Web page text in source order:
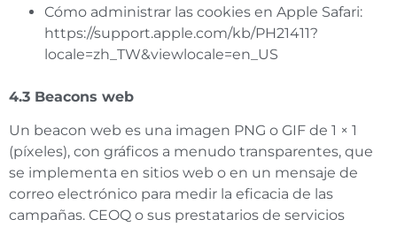
Cómo administrar las cookies en Apple Safari:
https://support.apple.com/kb/PH21411?
locale=zh_TW&viewlocale=en_US
4.3 Beacons web
Un beacon web es una imagen PNG o GIF de 1 × 1
(píxeles), con gráficos a menudo transparentes, que
se implementa en sitios web o en un mensaje de
correo electrónico para medir la eficacia de las
campañas. CEOQ o sus prestatarios de servicios